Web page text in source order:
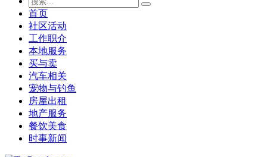
首页
社区活动
工作职介
本地服务
买与卖
汽车相关
宠物与钓鱼
房屋出租
地产服务
餐饮美食
时事新闻